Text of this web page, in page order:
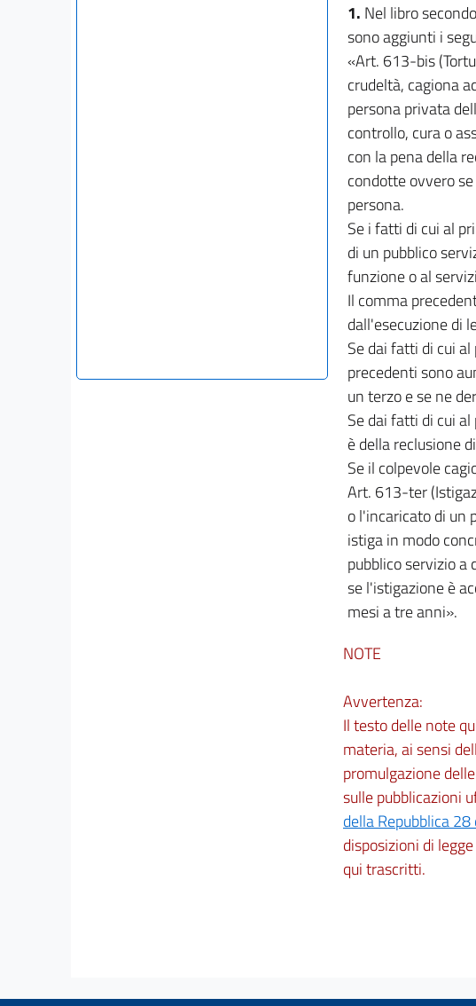
1. Nel libro
sono aggiunti i
«Art. 613-bis
crudeltà, cagiona
persona privata
controllo, cura o
con la pena della
condotte ovvero
persona.
Se i fatti di cui al
di un pubblico
funzione o al
Il comma
dall'esecuzione di
Se dai fatti di cui
precedenti sono
un terzo e se ne
Se dai fatti di cui
è della reclusione
Se il colpevole
Art. 613-ter
o l'incaricato di un
istiga in modo
pubblico servizio
se l'istigazione è
mesi a tre anni».
NOTE
Avvertenza:
Il testo delle note
materia, ai sensi
promulgazione
sulle pubblicazioni
della Repubblica
disposizioni di
qui trascritti.